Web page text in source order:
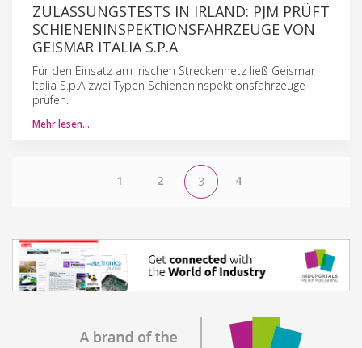
ZULASSUNGSTESTS IN IRLAND: PJM PRÜFT
SCHIENENINSPEKTIONSFAHRZEUGE VON
GEISMAR ITALIA S.P.A
Für den Einsatz am irischen Streckennetz ließ Geismar
Italia S.p.A zwei Typen Schieneninspektionsfahrzeuge
prüfen.
Mehr lesen…
1 2 3 4